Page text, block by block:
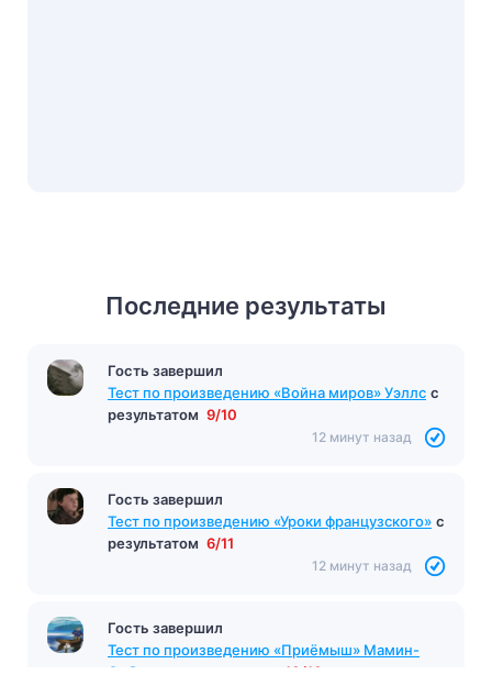
Последние результаты
Гость завершил
Тест Н и НН в разных частях речи с
результатом 11/12
11 минут назад
Гость завершил
Тест по произведению «Война миров» Уэллс
Гость завершил
Тест по произведению «Уроки французского»
Гость завершил